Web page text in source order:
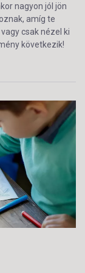
nagyon jól jön
amíg te
csak nézel ki
következik!